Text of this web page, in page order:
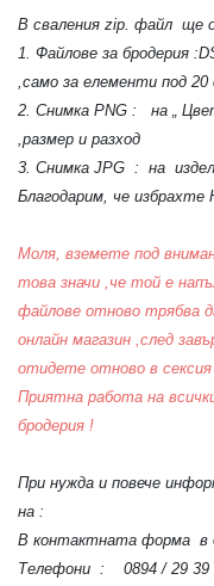
В сваления zip. файл ще
1. Файлове за бродерия
,само за елементи под 20
2. Снимка PNG : на „
,размер и разход
3. Снимка JPG : на
Благодарим, че избрахте
Моля, вземете под
това значи ,че той е
файлове отново трябва
онлайн магазин ,след
отидете отново в
Приятна работа на
бродерия !
При нужда и повече
на :
В контактната форма в
Телефони : 0894 / 29 39